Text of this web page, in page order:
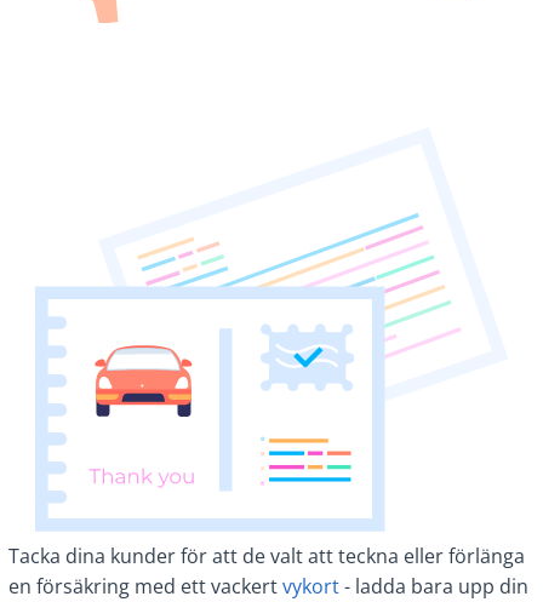
Tacka dina kunder för att de valt att teckna eller förlänga
en försäkring med ett vackertvykort- ladda bara upp din